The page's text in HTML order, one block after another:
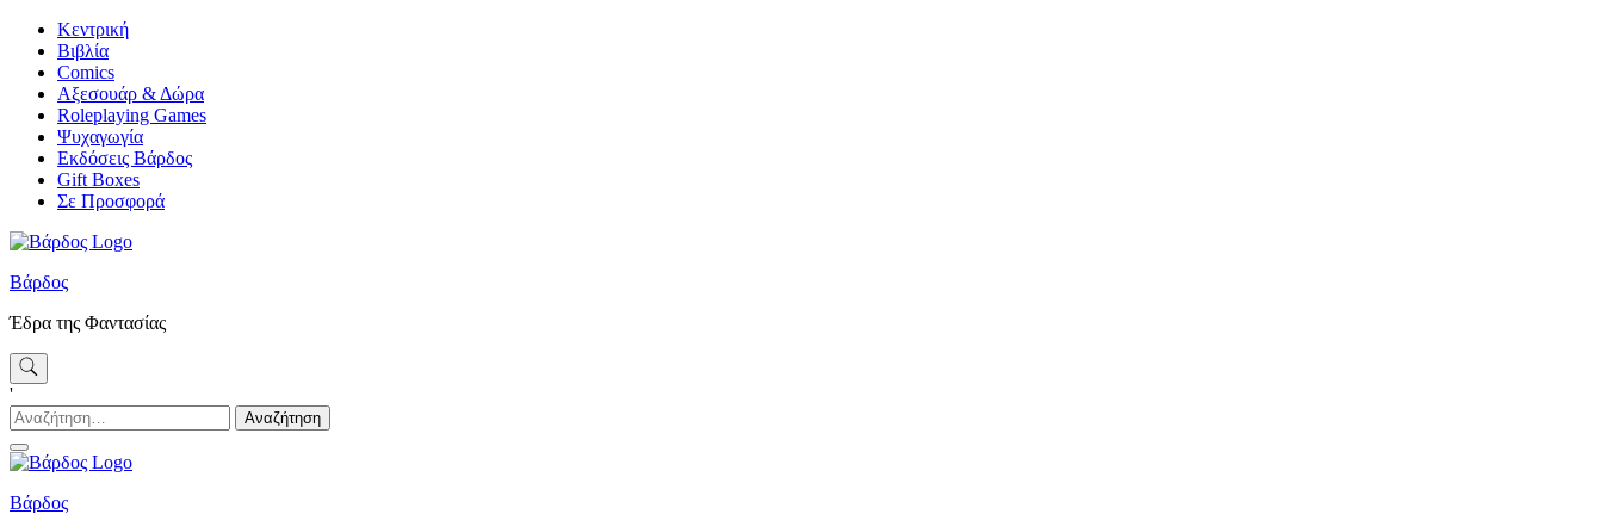
Skip
content
Κεντρική
Βιβλία
Comics
Αξεσουάρ & Δώρα
Roleplaying Games
Ψυχαγωγία
Εκδόσεις Βάρδος
Gift Boxes
Σε Προσφορά
Βάρδος
Έδρα της Φαντασίας
'
Αναζήτηση
για:
Βάρδος